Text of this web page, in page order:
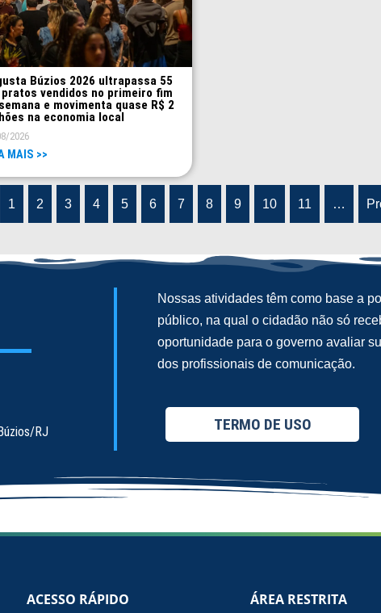
Búzios 2026 ultrapassa 55
vendidos no primeiro fim
e movimenta quase R$ 2
na economia local
2026
MAIS >>
1 2 3 4 5 6 7 8 9 10 11 …
RJ
Nossas atividades têm como base a
público, na qual o cidadão não só
oportunidade para o governo avaliar
dos profissionais de comunicação.
TERMO DE USO
ACESSO RÁPIDO ÁREA RESTRITA